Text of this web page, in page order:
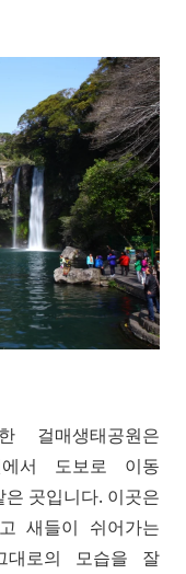
걸매생태공원은
에서 도보로 이동
곳입니다. 이곳은
새들이 쉬어가는
로의 모습을 잘